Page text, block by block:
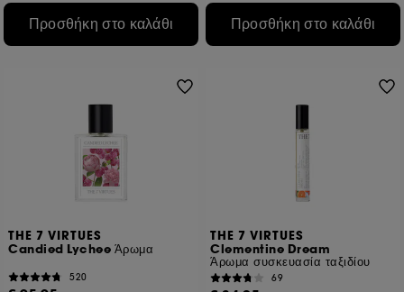
Προσθήκη στο καλάθι Προσθήκη στο καλάθι
THE 7 VIRTUES
Candied Lychee Άρωμα
520
THE 7 VIRTUES
Clementine Dream
Άρωμα συσκευασία ταξιδίου
69